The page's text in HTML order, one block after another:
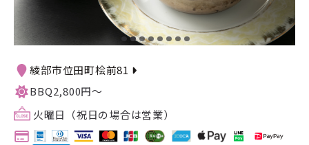
綾部市位田町桧前81
BBQ2,800円〜
火曜日（祝日の場合は営業）